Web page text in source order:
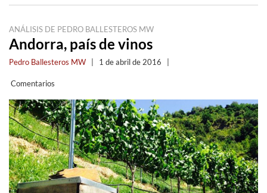
ANÁLISIS DE PEDRO BALLESTEROS MW
Andorra, país de vinos
Pedro Ballesteros MW 1 de abril de 2016
Comentarios